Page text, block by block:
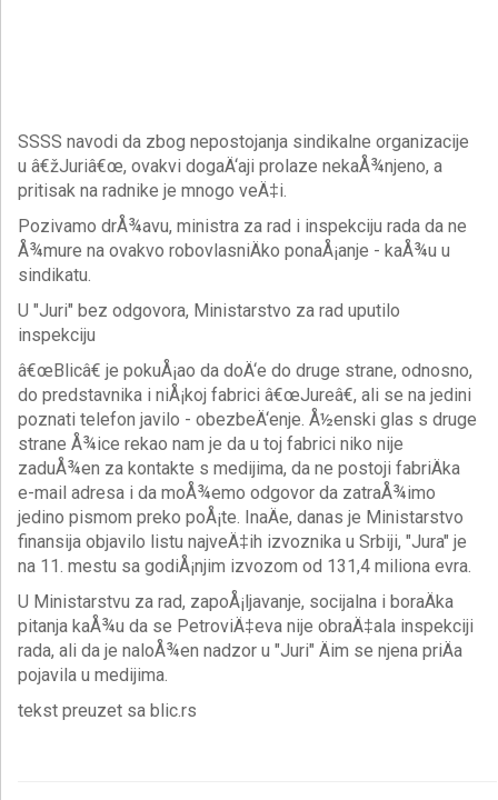
SSSS navodi da zbog nepostojanja sindikalne organizacije
u â€žJuriâ€œ, ovakvi dogaÄ‘aji prolaze nekaÅ¾njeno, a
pritisak na radnike je mnogo veÄ‡i.
Pozivamo drÅ¾avu, ministra za rad i inspekciju rada da ne
Å¾mure na ovakvo robovlasniÄko ponaÅ¡anje - kaÅ¾u u
sindikatu.
U "Juri" bez odgovora, Ministarstvo za rad uputilo
inspekciju
â€œBlicâ€ je pokuÅ¡ao da doÄ‘e do druge strane, odnosno,
do predstavnika i niÅ¡koj fabrici â€œJureâ€, ali se na jedini
poznati telefon javilo - obezbeÄ‘enje. Å½enski glas s druge
strane Å¾ice rekao nam je da u toj fabrici niko nije
zaduÅ¾en za kontakte s medijima, da ne postoji fabriÄka
e-mail adresa i da moÅ¾emo odgovor da zatraÅ¾imo
jedino pismom preko poÅ¡te. InaÄe, danas je Ministarstvo
finansija objavilo listu najveÄ‡ih izvoznika u Srbiji, "Jura" je
na 11. mestu sa godiÅ¡njim izvozom od 131,4 miliona evra.
U Ministarstvu za rad, zapoÅ¡ljavanje, socijalna i boraÄka
pitanja kaÅ¾u da se PetroviÄ‡eva nije obraÄ‡ala inspekciji
rada, ali da je naloÅ¾en nadzor u "Juri" Äim se njena priÄa
pojavila u medijima.
tekst preuzet sa blic.rs